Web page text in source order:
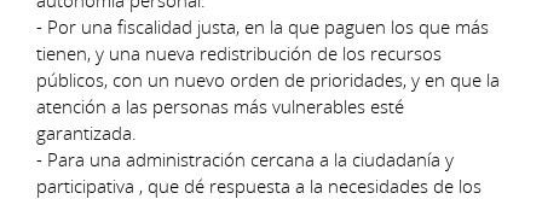
- Por una fiscalidad justa, en la que paguen los que más
tienen, y una nueva redistribución de los recursos
públicos, con un nuevo orden de prioridades, y en que la
atención a las personas más vulnerables esté
garantizada.
- Para una administración cercana a la ciudadanía y
participativa , que dé respuesta a la necesidades de los